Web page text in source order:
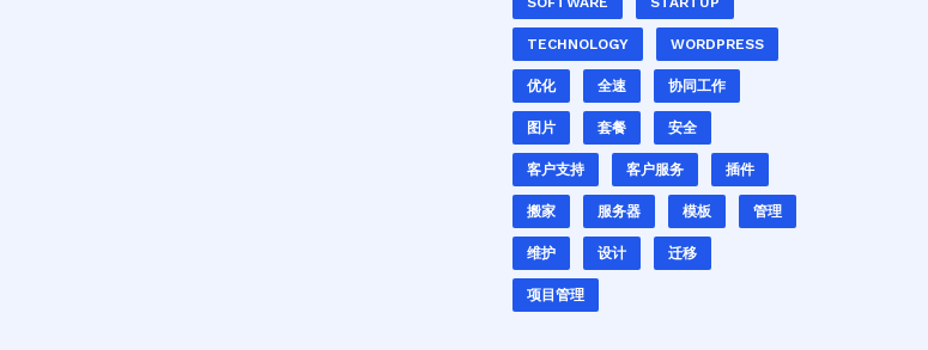
TECHNOLOGY WORDPRESS
优化 全速 协同工作
图片 套餐 安全
客户支持 客户服务 插件
搬家 服务器 模板 管理
维护 设计 迁移
项目管理